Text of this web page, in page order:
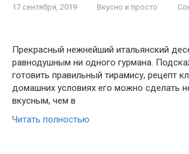
17 сентября, 2019 Вкусно и просто
Прекрасный нежнейший итальянский
равнодушным ни одного гурмана.
готовить правильный тирамису, рецепт
домашних условиях его можно сделать
вкусным, чем в
Читать полностью